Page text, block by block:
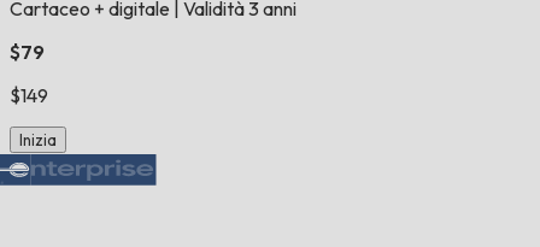
Cartaceo + digitale Validità 3 anni
$79
$149
Inizia